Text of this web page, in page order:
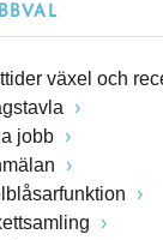
växel och
jobb